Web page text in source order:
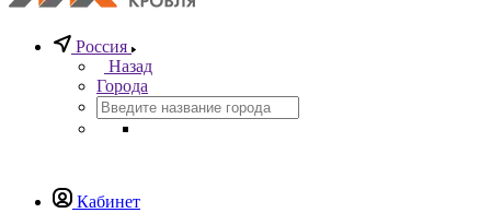
Россия
Назад
Города
Кабинет